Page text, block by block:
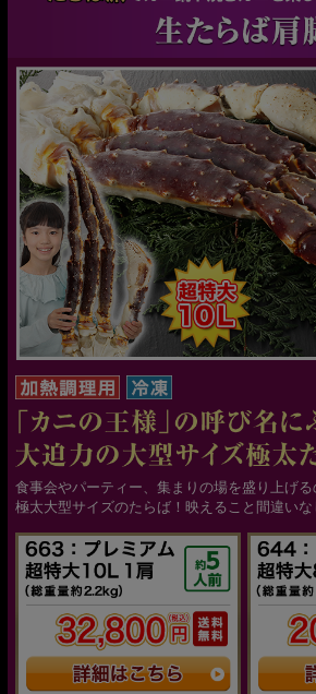
食事会やパーティー、集まりの場を盛り上げ
極太大型サイズのたらば！映えること間違いな